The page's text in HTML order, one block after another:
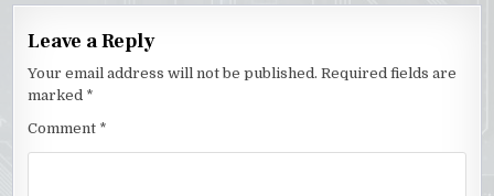
Leave a Reply
Your email address will not be published. Required fields are
marked *
Comment *